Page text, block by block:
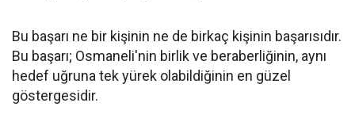
Bu başarı ne bir kişinin ne de birkaç kişinin başarısıdır.
Bu başarı; Osmaneli'nin birlik ve beraberliğinin, aynı
hedef uğruna tek yürek olabildiğinin en güzel
göstergesidir.